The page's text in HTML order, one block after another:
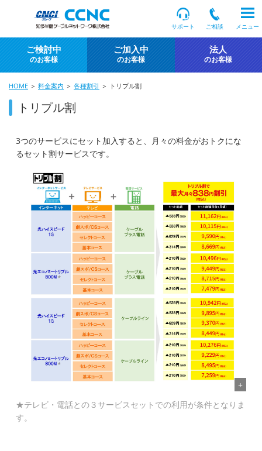
サポート ご相談 メニュー
ご検討中
のお客様
ご加入中
のお客様
法人
のお客様
HOME ＞ 料金案内 ＞ 各種割引 ＞ トリプル割
トリプル割
3つのサービスにセット加入すると、月々の料金がおトクにな
るセット割サービスです。
★テレビ・電話との３サービスセットでの利用が条件となりま
す。